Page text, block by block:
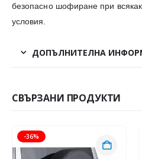
безопасно шофиране при
условия.
ДОПЪЛНИТЕЛНА
СВЪРЗАНИ ПРОДУКТИ
-36%